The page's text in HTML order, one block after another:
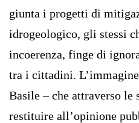
giunta i progetti di
idrogeologico, gli stessi
incoerenza, finge di
tra i cittadini.
Basile – che attraverso
restituire all’opinione